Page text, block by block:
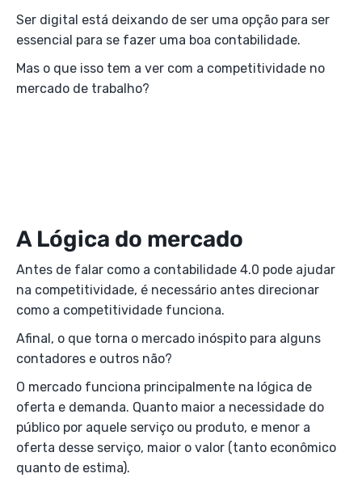
Ser digital está deixando de ser uma opção para ser
essencial para se fazer uma boa contabilidade.
Mas o que isso tem a ver com a competitividade no
mercado de trabalho?
A Lógica do mercado
Antes de falar como a contabilidade 4.0 pode ajudar
na competitividade, é necessário antes direcionar
como a competitividade funciona.
Afinal, o que torna o mercado inóspito para alguns
contadores e outros não?
O mercado funciona principalmente na lógica de
oferta e demanda. Quanto maior a necessidade do
público por aquele serviço ou produto, e menor a
oferta desse serviço, maior o valor (tanto econômico
quanto de estima).